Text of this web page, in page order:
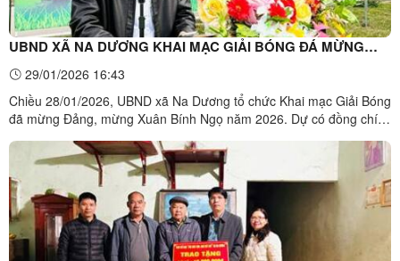
UBND XÃ NA DƯƠNG KHAI MẠC GIẢI BÓNG ĐÁ MỪNG
ĐẢNG, MỪNG XUÂN BÍNH NGỌ NĂM 2026
29/01/2026 16:43
Chiều 28/01/2026, UBND xã Na Dương tổ chức Khai mạc Giải Bóng
đã mừng Đảng, mừng Xuân Bính Ngọ năm 2026. Dự có đồng chí
Phòng, ban, cơ quan, đơn vị; lãnh đạo cấp ủy, chính quyền các
thôn trên địa bàn và các đoàn vận động viên tham gia ...